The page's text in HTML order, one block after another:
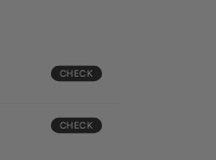
CHECK
CHECK